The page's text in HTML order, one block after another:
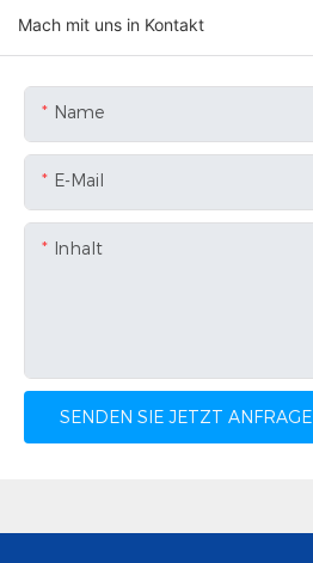
Mach mit uns in Kontakt
Name
E-Mail
Inhalt
SENDEN SIE JETZT ANFRAGE